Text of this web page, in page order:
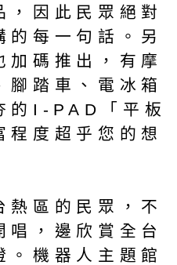
，因此民眾絕對
的每一句話。另
加碼推出，有摩
腳踏車、電冰箱
的I-PAD「平板
程度超乎您的想
熱區的民眾，不
唱，邊欣賞全台
。機器人主題館